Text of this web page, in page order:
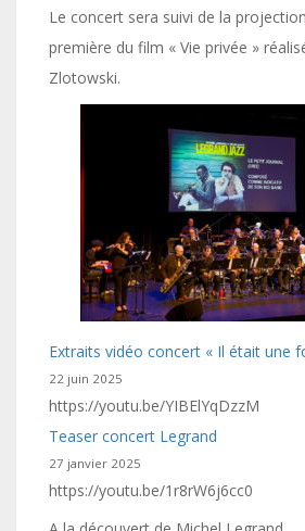
Le concert sera suivi de la
première du film « Vie privée »
Zlotowski.
Extraits vidéo concert « Il était une
22 juin 2025
https://youtu.be/YIBElYqDzzM
Teaser concert Legrand
27 janvier 2025
https://youtu.be/1r8rW6j6cc0